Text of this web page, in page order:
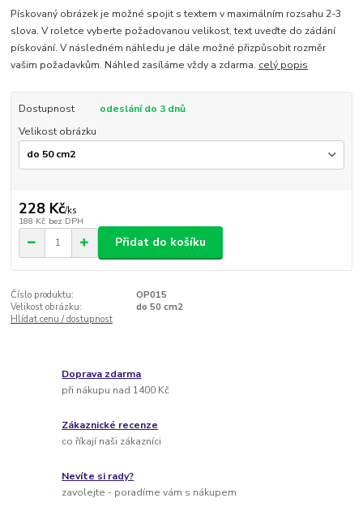
Pískovaný obrázek je možné spojit s textem v maximálním rozsahu 2-3
slova. V roletce vyberte požadovanou velikost, text uveďte do zádání
pískování. V následném náhledu je dále možné přizpůsobit rozměr
vašim požadavkům. Náhled zasíláme vždy a zdarma. celý popis
Dostupnost
odeslání do 3 dnů
Velikost obrázku
228 Kč/ks
188 Kč bez DPH
Přidat do košíku
Číslo produktu:
OP015
Velikost obrázku:
do 50 cm2
Hlídat cenu / dostupnost
Doprava zdarma
při nákupu nad 1400 Kč
Zákaznické recenze
co říkají naši zákazníci
Nevíte si rady?
zavolejte - poradíme vám s nákupem